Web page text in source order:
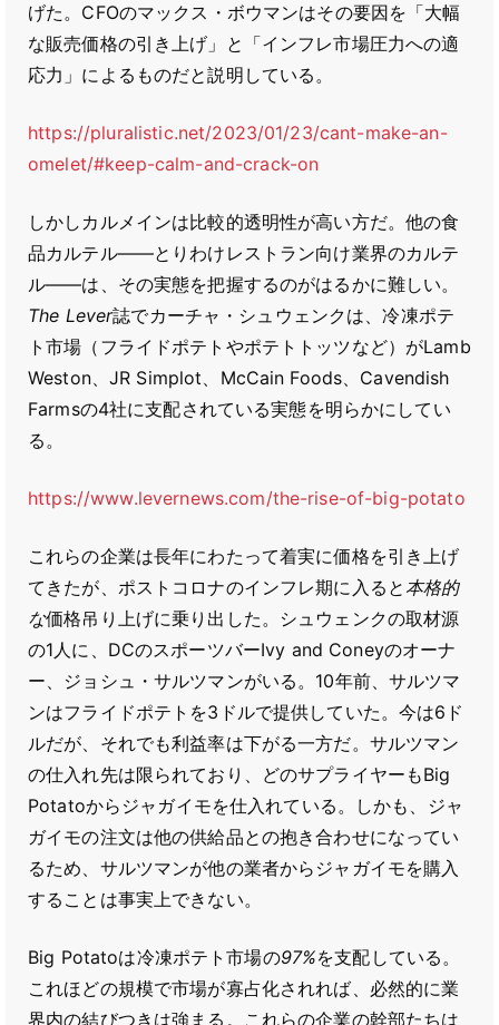
げた。CFOのマックス・ボウマンはその要因を「大幅
な販売価格の引き上げ」と「インフレ市場圧力への適
応力」によるものだと説明している。
https://pluralistic.net/2023/01/23/cant-make-an-
omelet/#keep-calm-and-crack-on
しかしカルメインは比較的透明性が高い方だ。他の食
品カルテル――とりわけレストラン向け業界のカルテ
ル――は、その実態を把握するのがはるかに難しい。
The Lever誌でカーチャ・シュウェンクは、冷凍ポテ
ト市場（フライドポテトやポテトトッツなど）がLamb
Weston、JR Simplot、McCain Foods、Cavendish
Farmsの4社に支配されている実態を明らかにしてい
る。
https://www.levernews.com/the-rise-of-big-potato
これらの企業は長年にわたって着実に価格を引き上げ
てきたが、ポストコロナのインフレ期に入ると 本格的
な価格吊り上げに乗り出した。シュウェンクの取材源
の1人に、DCのスポーツバーIvy and Coneyのオーナ
ー、ジョシュ・サルツマンがいる。10年前、サルツマ
ンはフライドポテトを3ドルで提供していた。今は6ド
ルだが、それでも利益率は下がる一方だ。サルツマン
の仕入れ先は限られており、どのサプライヤーもBig
Potatoからジャガイモを仕入れている。しかも、ジャ
ガイモの注文は他の供給品との抱き合わせになってい
るため、サルツマンが他の業者からジャガイモを購入
することは事実上できない。
Big Potatoは冷凍ポテト市場の97%を支配している。
これほどの規模で市場が寡占化されれば、必然的に業
界内の結びつきは強まる。これらの企業の幹部たちは